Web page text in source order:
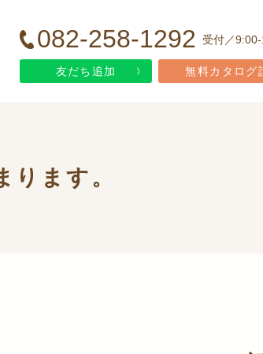
082-258-1292 受付／
友だち追加 無料カタログ
ます。